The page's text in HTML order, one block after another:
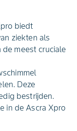
biedt
ziekten als
meest cruciale
Deze
bestrijden.
in de Ascra Xpro